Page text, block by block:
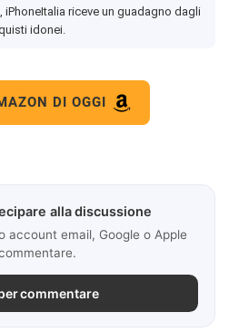
riceve un guadagno dagli
idonei.
DI OGGI
alla discussione
account email, Google o Apple
commentare